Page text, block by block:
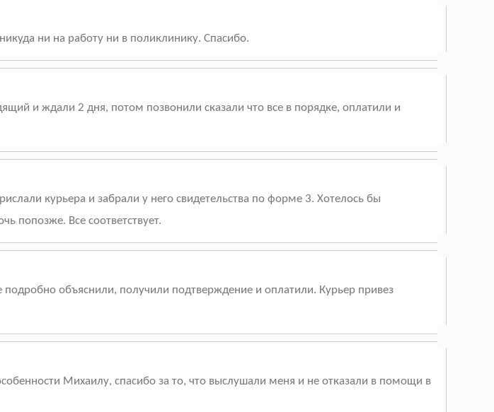
ни на работу ни в поликлинику. Спасибо.
и ждали 2 дня, потом позвонили сказали что все в порядке, оплатили и
курьера и забрали у него свидетельства по форме 3. Хотелось бы
попозже. Все соответствует.
объяснили, получили подтверждение и оплатили. Курьер привез
Михаилу, спасибо за то, что выслушали меня и не отказали в помощи в